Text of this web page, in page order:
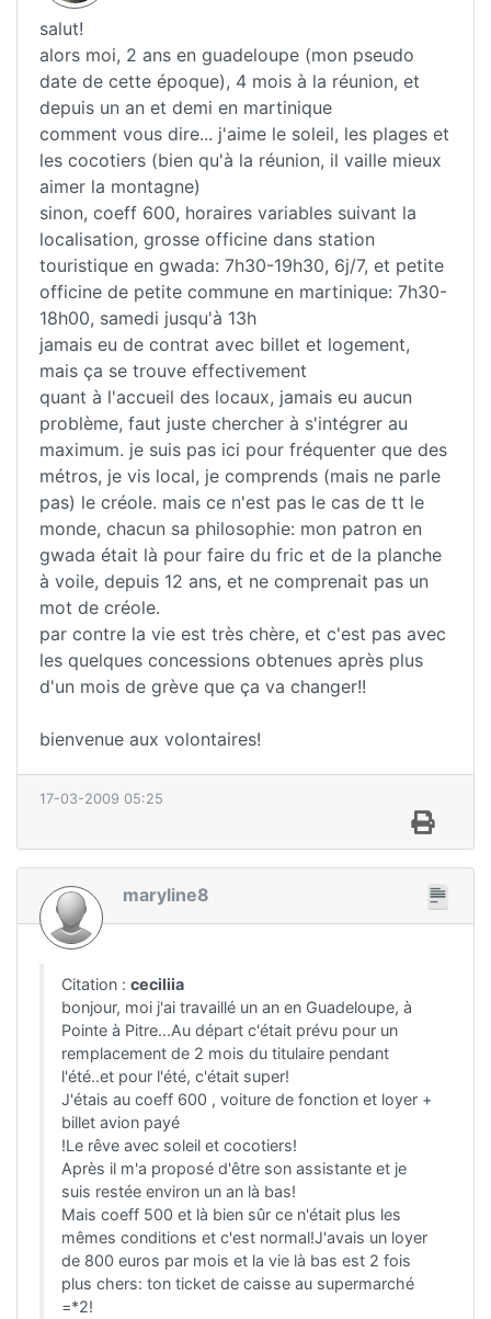
salut!
alors moi, 2 ans en guadeloupe (mon pseudo
date de cette époque), 4 mois à la réunion, et
depuis un an et demi en martinique
comment vous dire... j'aime le soleil, les plages et
les cocotiers (bien qu'à la réunion, il vaille mieux
aimer la montagne)
sinon, coeff 600, horaires variables suivant la
localisation, grosse officine dans station
touristique en gwada: 7h30-19h30, 6j/7, et petite
officine de petite commune en martinique: 7h30-
18h00, samedi jusqu'à 13h
jamais eu de contrat avec billet et logement,
mais ça se trouve effectivement
quant à l'accueil des locaux, jamais eu aucun
problème, faut juste chercher à s'intégrer au
maximum. je suis pas ici pour fréquenter que des
métros, je vis local, je comprends (mais ne parle
pas) le créole. mais ce n'est pas le cas de tt le
monde, chacun sa philosophie: mon patron en
gwada était là pour faire du fric et de la planche
à voile, depuis 12 ans, et ne comprenait pas un
mot de créole.
par contre la vie est très chère, et c'est pas avec
les quelques concessions obtenues après plus
d'un mois de grève que ça va changer!!
bienvenue aux volontaires!
17-03-2009 05:25
maryline8
Citation : ceciliia
bonjour, moi j'ai travaillé un an en Guadeloupe, à
Pointe à Pitre...Au départ c'était prévu pour un
remplacement de 2 mois du titulaire pendant
l'été..et pour l'été, c'était super!
J'étais au coeff 600 , voiture de fonction et loyer +
billet avion payé
!Le rêve avec soleil et cocotiers!
Après il m'a proposé d'être son assistante et je
suis restée environ un an là bas!
Mais coeff 500 et là bien sûr ce n'était plus les
mêmes conditions et c'est normal!J'avais un loyer
de 800 euros par mois et la vie là bas est 2 fois
plus chers: ton ticket de caisse au supermarché
=*2!